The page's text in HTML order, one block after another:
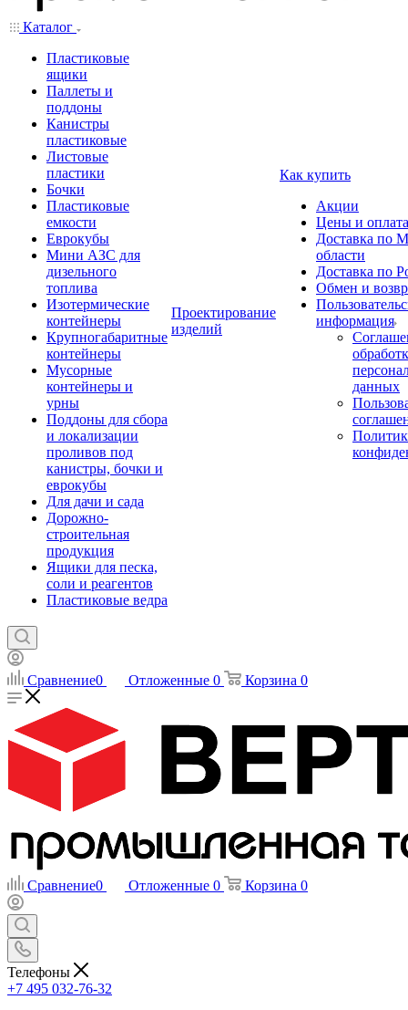
Каталог
Пластиковые
ящики
Паллеты и
поддоны
Канистры
пластиковые
Листовые
пластики
Бочки
Пластиковые
емкости
Еврокубы
Мини АЗС для
дизельного
топлива
Изотермические
контейнеры
Крупногабаритные
контейнеры
Мусорные
контейнеры и
урны
Поддоны для сбора
и локализации
проливов под
канистры, бочки и
еврокубы
Для дачи и сада
Дорожно-
строительная
продукция
Ящики для песка,
соли и реагентов
Пластиковые ведра
Проектирование
изделий
Как купить
Акции
Цены и оплата
Доставка по
области
Доставка по
Обмен и
информация
данных
Сравнение0 Отложенные 0 Корзина 0
Сравнение0 Отложенные 0 Корзина 0
Телефоны
+7 495 032-76-32